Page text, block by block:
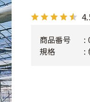
商品番号
規格